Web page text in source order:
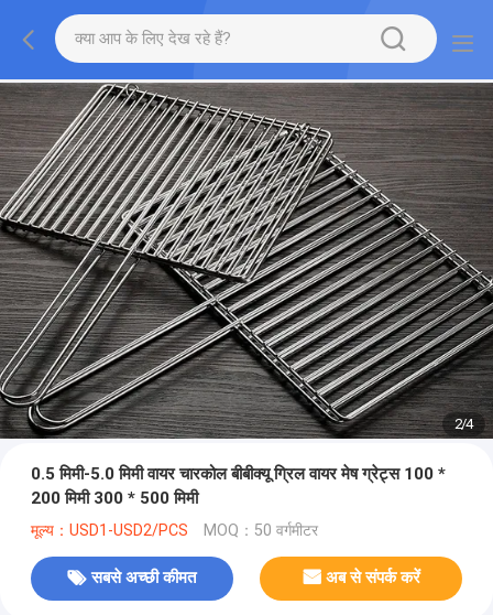
2/4
0.5 मिमी-5.0 मिमी वायर चारकोल बीबीक्यू ग्रिल वायर मेष ग्रेट्स 100 *
200 मिमी 300 * 500 मिमी
मूल्य：USD1-USD2/PCS MOQ：50 वर्गमीटर
सबसे अच्छी कीमत अब से संपर्क करें